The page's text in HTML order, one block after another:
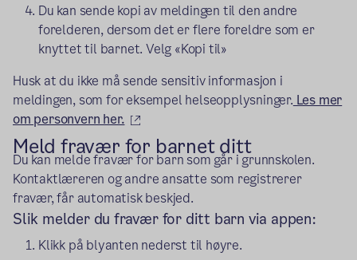
Du kan sende kopi av meldingen til den andre
forelderen, dersom det er flere foreldre som er
knyttet til barnet. Velg «Kopi til»
Husk at du ikke må sende sensitiv informasjon i
meldingen, som for eksempel helseopplysninger. Les mer
om personvern her.
(ekstern lenke)
Meld fravær for barnet ditt
Du kan melde fravær for barn som går i grunnskolen.
Kontaktlæreren og andre ansatte som registrerer
fravær, får automatisk beskjed.
Slik melder du fravær for ditt barn via appen:
Klikk på blyanten nederst til høyre.